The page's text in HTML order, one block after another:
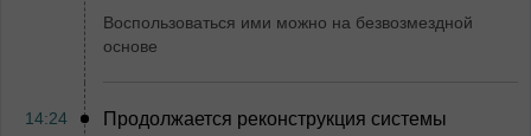
Воспользоваться ими можно на безвозмездной
основе
14:24
Продолжается реконструкция системы